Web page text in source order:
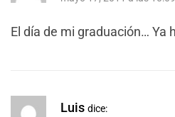
El día de mi graduación… Ya
Luis dice: